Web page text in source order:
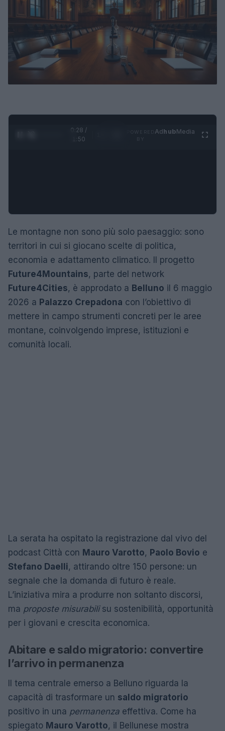
0:29 /
1:50
AdhubMedia
Le montagne non sono più solo paesaggio: sono
territori in cui si giocano scelte di politica,
economia e adattamento climatico. Il progetto
Future4Mountains, parte del network
Future4Cities, è approdato a Belluno il 6 maggio
2026 a Palazzo Crepadona con l’obiettivo di
mettere in campo strumenti concreti per le aree
montane, coinvolgendo imprese, istituzioni e
comunità locali.
La serata ha ospitato la registrazione dal vivo del
podcast Città con Mauro Varotto, Paolo Bovio e
Stefano Daelli, attirando oltre 150 persone: un
segnale che la domanda di futuro è reale.
L’iniziativa mira a produrre non soltanto discorsi,
ma proposte misurabilisu sostenibilità, opportunità
per i giovani e crescita economica.
Abitare e saldo migratorio: convertire
l’arrivo in permanenza
Il tema centrale emerso a Belluno riguarda la
capacità di trasformare un saldo migratorio
positivo in una permanenza effettiva. Come ha
spiegato Mauro Varotto, il Bellunese mostra